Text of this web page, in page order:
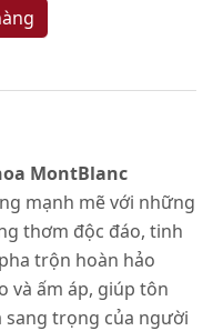
MontBlanc
mạnh mẽ với những
thơm độc đáo, tinh
trộn hoàn hảo
và ấm áp, giúp tôn
sang trọng của người